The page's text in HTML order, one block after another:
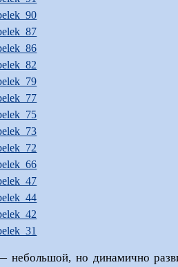
небольшой, но динамично